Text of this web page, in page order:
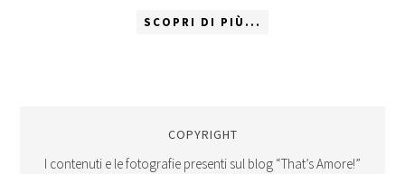
SCOPRI DI PIÙ...
COPYRIGHT
I contenuti e le fotografie presenti sul blog “That’s Amore!”